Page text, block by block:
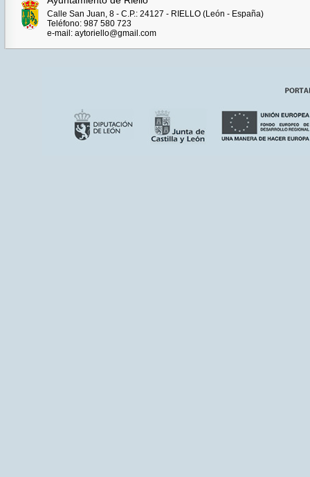
Calle San Juan, 8 - C.P.: 24127 - RIELLO (León - España)
Teléfono: 987 580 723
e-mail: aytoriello@gmail.com